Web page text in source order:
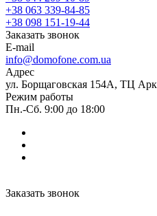
+38 063 339-84-85
+38 098 151-19-44
Заказать звонок
E-mail
info@domofone.com.ua
Адрес
ул. Борщаговская 154А, ТЦ
Режим работы
Пн.-Сб. 9:00 до 18:00
Заказать звонок